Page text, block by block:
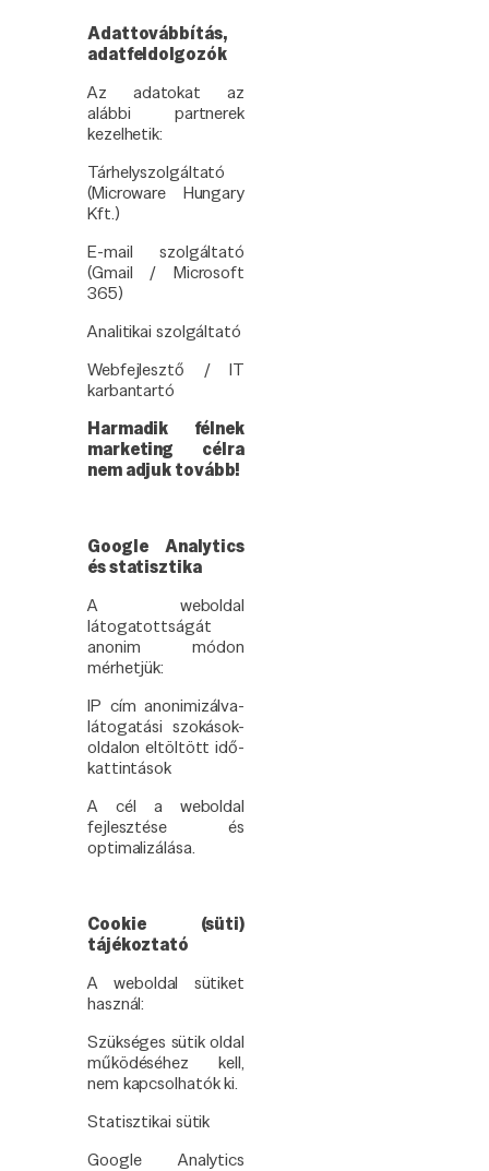
Adattovábbítás,
adatfeldolgozók
Az adatokat az
alábbi partnerek
kezelhetik:
Tárhelyszolgáltató
(Microware Hungary
Kft.)
E-mail szolgáltató
(Gmail / Microsoft
365)
Analitikai szolgáltató
Webfejlesztő / IT
karbantartó
Harmadik félnek
marketing célra
nem adjuk tovább!
Google Analytics
és statisztika
A weboldal
látogatottságát
anonim módon
mérhetjük:
IP cím anonimizálva-
látogatási szokások-
oldalon eltöltött idő-
kattintások
A cél a weboldal
fejlesztése és
optimalizálása.
Cookie (süti)
tájékoztató
A weboldal sütiket
használ:
Szükséges sütik oldal
működéséhez kell,
nem kapcsolhatók ki.
Statisztikai sütik
Google Analytics